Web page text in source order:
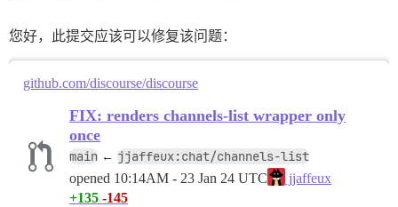
您好，此提交应该可以修复该问题：
github.com/discourse/discourse
FIX: renders channels-list wrapper only
once
main ← jjaffeux:chat/channels-list
opened 10:14AM - 23 Jan 24 UTC
jjaffeux
+135 -145